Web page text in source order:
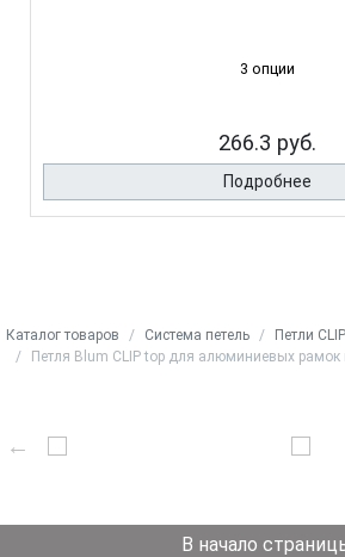
3 опции
266.3 руб.
Подробнее
Каталог товаров Система петель
Петли
Петля Blum CLIP top для алюминиевых рамок
В начало